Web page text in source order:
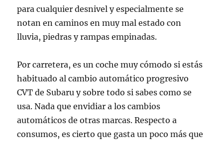
para cualquier desnivel y especialmente se
notan en caminos en muy mal estado con
lluvia, piedras y rampas empinadas.
Por carretera, es un coche muy cómodo si estás
habituado al cambio automático progresivo
CVT de Subaru y sobre todo si sabes como se
usa. Nada que envidiar a los cambios
automáticos de otras marcas. Respecto a
consumos, es cierto que gasta un poco más que